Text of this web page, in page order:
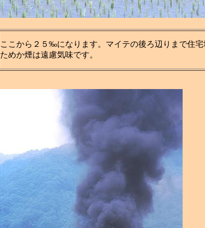
ここから２５‰になります。マイテの後ろ辺りまで住宅
ためか煙は遠慮気味です。